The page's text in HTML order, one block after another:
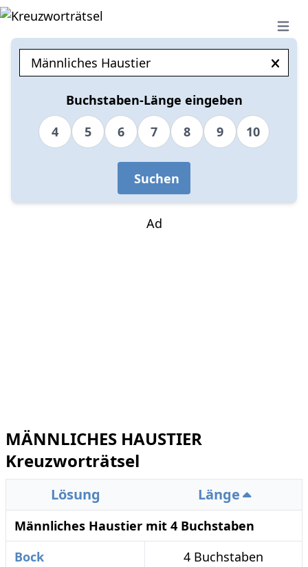
Open
Buchstaben-Länge eingeben
4
5 6 7 8 9 10
Suchen
Ad
MÄNNLICHES HAUSTIER
Kreuzworträtsel
Lösung Länge
Männliches Haustier mit 4 Buchstaben
Bock
4 Buchstaben